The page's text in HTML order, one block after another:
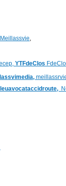
Meillassvie,
YTFdeClos
,